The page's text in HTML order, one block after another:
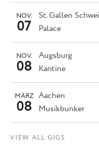
St. Gallen
NOV.
07 Palace
Augsburg
NOV.
08 Kantine
Aachen
MÄRZ
08 Musikbunker
VIEW ALL GIGS